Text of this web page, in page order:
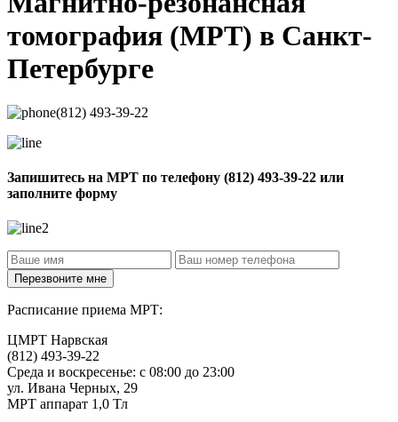
томография (МРТ) в Санкт-
Петербурге
(812) 493-39-22
Запишитесь на МРТ по телефону (812) 493-39-22 или
заполните форму
Расписание приема МРТ:
ЦМРТ Нарвская
(812) 493-39-22
Среда и воскресенье: с 08:00 до 23:00
ул. Ивана Черных, 29
МРТ аппарат 1,0 Тл